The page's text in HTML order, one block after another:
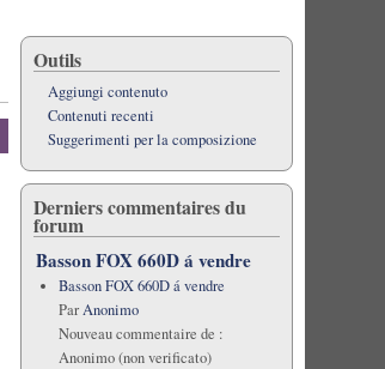
Outils
Aggiungi contenuto
Contenuti recenti
Suggerimenti per la composizione
Derniers commentaires du
forum
Basson FOX 660D á vendre
Basson FOX 660D á vendre
ParAnonimo
Nouveau commentaire de :
Anonimo (non verificato)